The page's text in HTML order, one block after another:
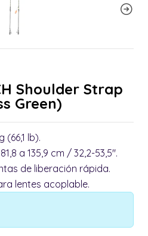
Shoulder Strap
Green)
lb).
a 135,9 cm / 32,2-53,5".
de liberación rápida.
lentes acoplable.